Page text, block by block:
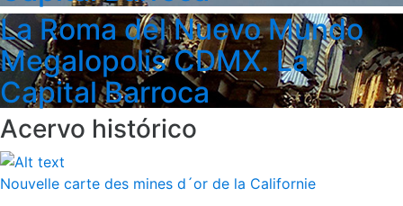
La Roma del Nuevo Mundo
Megalopolis CDMX. La
Capital Barroca
Acervo histórico
Nouvelle carte des mines d´or de la Californie